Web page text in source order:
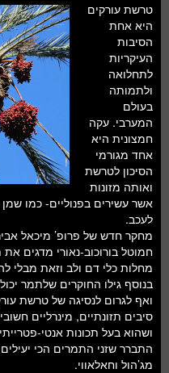
חלל ומדעי כדור הארץ
עתידנות
סקירות ספרים
טרשת עורקים
היא אחת
הסיבות
העיקריות
לתחלואה
ולתמותה
בעולם
המערבי. עקה
חמצונית היא
אחד מגורמי
הסיכון לטרשת
ואותה מזונות
אשר עשירים בפנוליים- כמו שמן
לעכב.
מחקר חדש של פרופ’ מיכאל
חמוטל בורוכוב-נאורי מדגים
מחלות כלי דם ולב וזאת מבלי
בנוסף גילו החוקרים שלתמר
ואף לגרום לנסיגה של טרשת
סיבים תזונתיים, מינרליים
ושהוא בעל תכונות אנטי-
התברר שזני התמרים הכי
מג’הול וחאלאווי.